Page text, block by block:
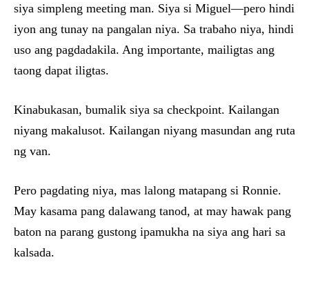
siya simpleng meeting man. Siya si Miguel—pero hindi
iyon ang tunay na pangalan niya. Sa trabaho niya, hindi
uso ang pagdadakila. Ang importante, mailigtas ang
taong dapat iligtas.
Kinabukasan, bumalik siya sa checkpoint. Kailangan
niyang makalusot. Kailangan niyang masundan ang ruta
ng van.
Pero pagdating niya, mas lalong matapang si Ronnie.
May kasama pang dalawang tanod, at may hawak pang
baton na parang gustong ipamukha na siya ang hari sa
kalsada.